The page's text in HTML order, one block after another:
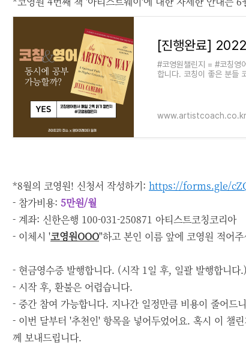
#코영원챌린지 = #코칭영
합니다. 코칭이 좋은 분들
www.artistcoach.co.kr
*8월의 코영원! 신청서 작성하기: https://forms.gle/
- 참가비용: 5만원/월
- 계좌: 신한은행 100-031-250871 아티스트코칭코리아
- 이체시 '코영원OOO"하고 본인 이름 앞에 코영원 적어
- 현금영수증 발행합니다. (시작 1일 후, 일괄 발행합니다.)
- 시작 후, 환불은 어렵습니다.
- 중간 참여 가능합니다. 지나간 일정만큼 비용이 줄어
- 이번 달부터 '추천인' 항목을 넣어두었어요. 혹시 이 챌
께 보내드립니다.